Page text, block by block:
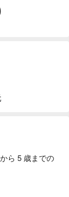
ら 5 歳までの